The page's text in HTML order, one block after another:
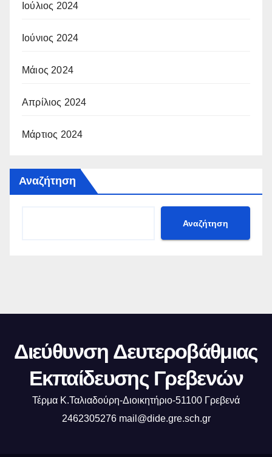
Ιούλιος 2024
Ιούνιος 2024
Μάιος 2024
Απρίλιος 2024
Μάρτιος 2024
Αναζήτηση
Αναζήτηση
Διεύθυνση Δευτεροβάθμιας
Εκπαίδευσης Γρεβενών
Τέρμα Κ.Ταλιαδούρη-Διοικητήριο-51100 Γρεβενά
2462305276 mail@dide.gre.sch.gr